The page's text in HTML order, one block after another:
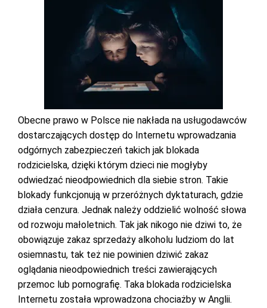
Obecne prawo w Polsce nie nakłada na usługodawców
dostarczających dostęp do Internetu wprowadzania
odgórnych zabezpieczeń takich jak blokada
rodzicielska, dzięki którym dzieci nie mogłyby
odwiedzać nieodpowiednich dla siebie stron. Takie
blokady funkcjonują w przeróżnych dyktaturach, gdzie
działa cenzura. Jednak należy oddzielić wolność słowa
od rozwoju małoletnich. Tak jak nikogo nie dziwi to, że
obowiązuje zakaz sprzedaży alkoholu ludziom do lat
osiemnastu, tak też nie powinien dziwić zakaz
oglądania nieodpowiednich treści zawierających
przemoc lub pornografię. Taka blokada rodzicielska
Internetu została wprowadzona chociażby w Anglii.